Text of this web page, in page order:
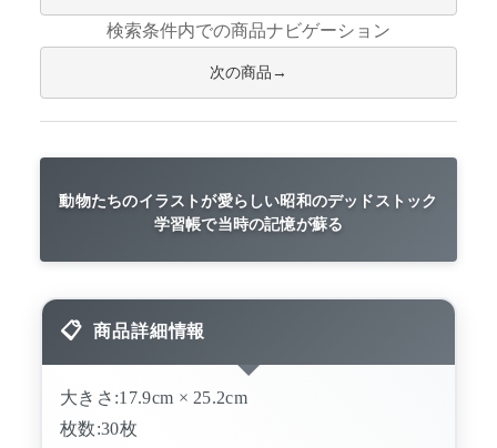
検索条件内での商品ナビゲーション
次の商品
動物たちのイラストが愛らしい昭和のデッドストック
学習帳で当時の記憶が蘇る
商品詳細情報
大きさ:17.9cm × 25.2cm
枚数:30枚